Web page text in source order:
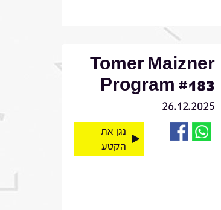
Tomer Maizner
Program #183
26.12.2025
נגן את
הקטע